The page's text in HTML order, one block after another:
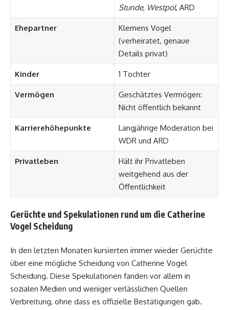
Stunde, Westpol, ARD
Ehepartner
Klemens Vogel
(verheiratet, genaue
Details privat)
Kinder 1 Tochter
Vermögen
Geschätztes Vermögen:
Nicht öffentlich bekannt
Karrierehöhepunkte
Langjährige Moderation bei
WDR und ARD
Privatleben
Hält ihr Privatleben
weitgehend aus der
Öffentlichkeit
Gerüchte und Spekulationen rund um die Catherine
Vogel Scheidung
In den letzten Monaten kursierten immer wieder Gerüchte
über eine mögliche Scheidung von Catherine Vogel
Scheidung. Diese Spekulationen fanden vor allem in
sozialen Medien und weniger verlässlichen Quellen
Verbreitung, ohne dass es offizielle Bestätigungen gab.